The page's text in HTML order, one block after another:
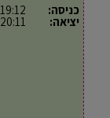
כניסה:
יציאה:
19:12
20:11